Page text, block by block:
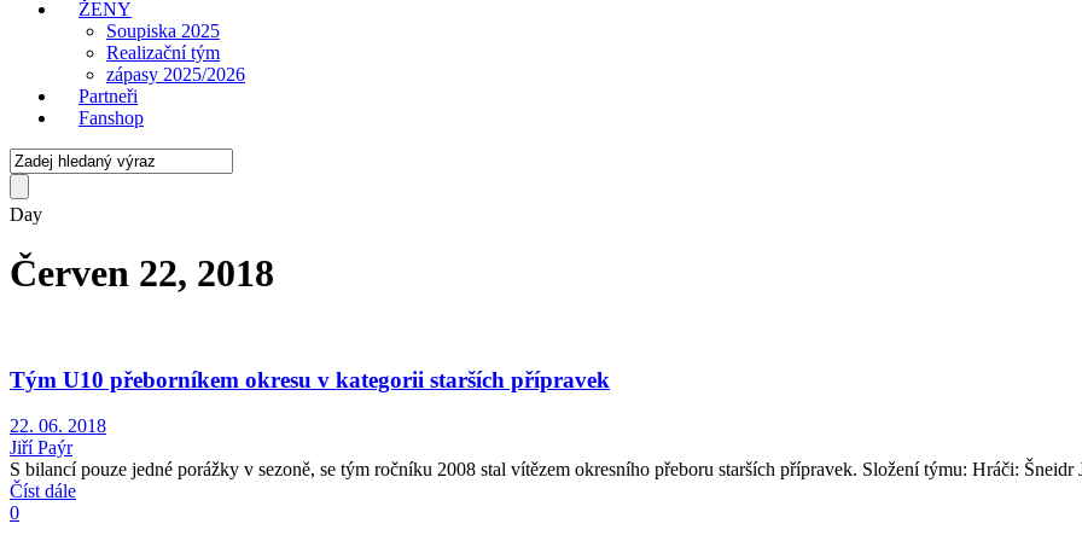
ŽENY
Soupiska 2025
Realizační tým
zápasy 2025/2026
Partneři
Fanshop
Day
Červen 22, 2018
Tým U10 přeborníkem okresu v kategorii starších přípravek
22. 06. 2018
Jiří Paýr
S bilancí pouze jedné porážky v sezoně, se tým ročníku 2008 stal vítězem okresního přeboru starších přípravek. Složení týmu: Hráči: Šneidr
Číst dále
0